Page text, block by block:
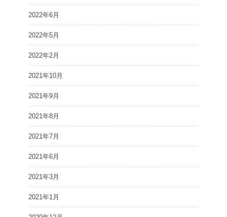
2022年6月
2022年5月
2022年2月
2021年10月
2021年9月
2021年8月
2021年7月
2021年6月
2021年3月
2021年1月